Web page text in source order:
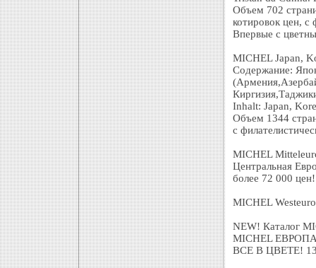
Объем 702
котировок цен, с
Впервые с
MICHEL Japan,
Содержание:
Inhalt: Japan,
Объем 1344
с
MICHEL
Центральная
более 72 000 цен!
MICHEL
NEW! Каталог
MICHEL ЕВРОПА
ВСЕ В ЦВЕТЕ! 13